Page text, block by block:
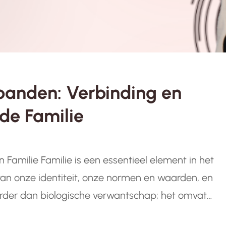
Verbinding en
Familie
Familie Familie is een essentieel element in het
onze identiteit, onze normen en waarden, en
dan biologische verwantschap; het omvat